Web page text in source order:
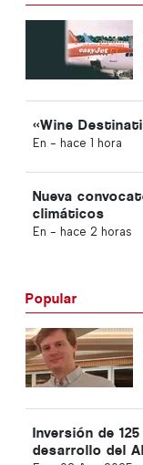
«Wine
En - hace 1 hora
Nueva
climáticos
En - hace 2 horas
Popular
Inversión de
desarrollo del